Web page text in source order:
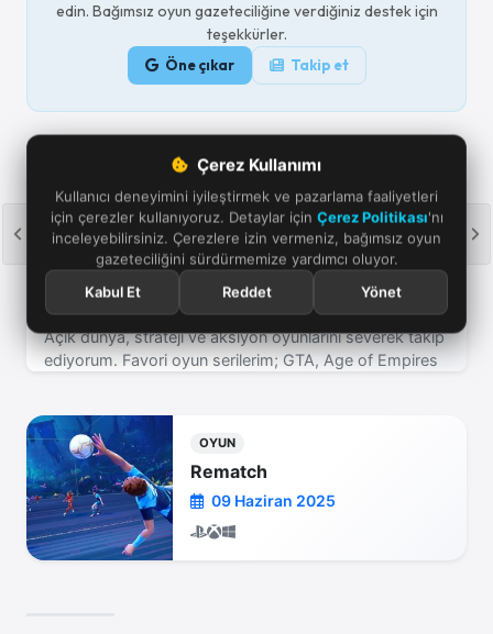
Çerez Kullanımı
Kullanıcı deneyimini iyileştirmek ve pazarlama faaliyetleri
için çerezler kullanıyoruz. Detaylar için Çerez Politikası'nı
inceleyebilirsiniz. Çerezlere izin vermeniz, bağımsız oyun
gazeteciliğini sürdürmemize yardımcı oluyor.
Kabul Et
Reddet Yönet
edin. Bağımsız oyun gazeteciliğine verdiğiniz destek için
teşekkürler.
Öne çıkar Takip et
Yavuz Bektaşoğlu
Açık dünya, strateji ve aksiyon oyunlarını severek takip
ediyorum. Favori oyun serilerim; GTA, Age of Empires
OYUN
Rematch
09 Haziran 2025